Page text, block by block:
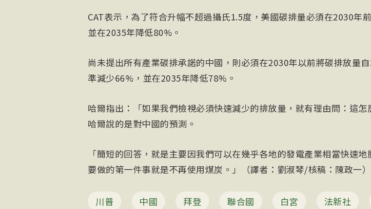
CAT表示，為了符合升幅不超過攝氏1.5度，美國碳排量必須在2030年
並在2035年降低80%。
尚未提出所有產業碳排承諾的中國，則必須在2030年以前將碳排放量
準減少66%，並在2035年降低78%。
哈爾指出：「如果我們檢視必須快速減少的排放量，就有理由問：這怎
哈爾說的是對中國的預測。
「簡短的回答，就是主要因我們可以在幾乎各地的發電產業相當快速地
要做的第一件事就是不再使用煤炭。」（譯者：劉淑琴/核稿：陳政一
川普 中國 拜登 聯合國 白宮 法新社